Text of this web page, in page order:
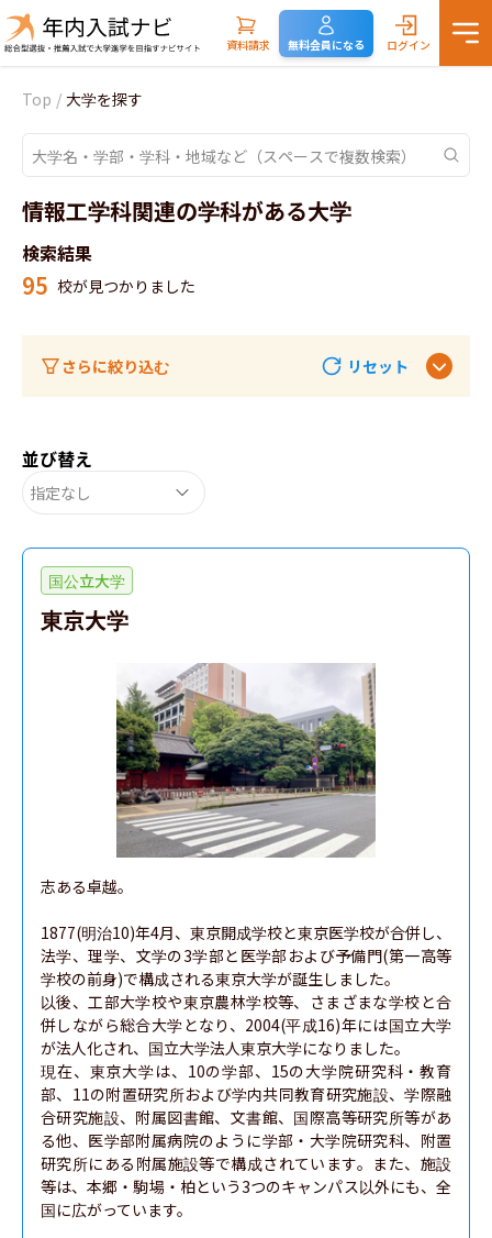
資料請求 無料会員になる ログイン
Top / 大学を探す
情報工学科関連の学科がある大学
検索結果
95 校が見つかりました
さらに絞り込む リセット
並び替え
指定なし
国公立大学
東京大学
志ある卓越。
1877(明治10)年4月、東京開成学校と東京医学校が合併し、
法学、理学、文学の3学部と医学部および予備門(第一高等
学校の前身)で構成される東京大学が誕生しました。
以後、工部大学校や東京農林学校等、さまざまな学校と合
併しながら総合大学となり、2004(平成16)年には国立大学
が法人化され、国立大学法人東京大学になりました。
現在、東京大学は、10の学部、15の大学院研究科・教育
部、11の附置研究所および学内共同教育研究施設、学際融
合研究施設、附属図書館、文書館、国際高等研究所等があ
る他、医学部附属病院のように学部・大学院研究科、附置
研究所にある附属施設等で構成されています。また、施設
等は、本郷・駒場・柏という3つのキャンパス以外にも、全
国に広がっています。